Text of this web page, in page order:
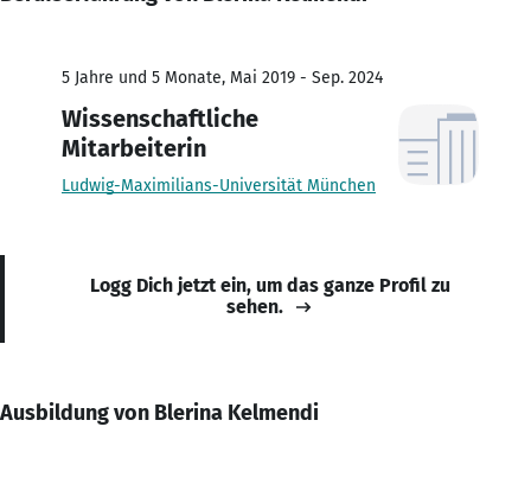
5 Jahre und 5 Monate, Mai 2019 - Sep. 2024
Wissenschaftliche
Mitarbeiterin
Ludwig-Maximilians-Universität München
Logg Dich jetzt ein, um das ganze Profil zu
sehen.
Ausbildung von Blerina Kelmendi